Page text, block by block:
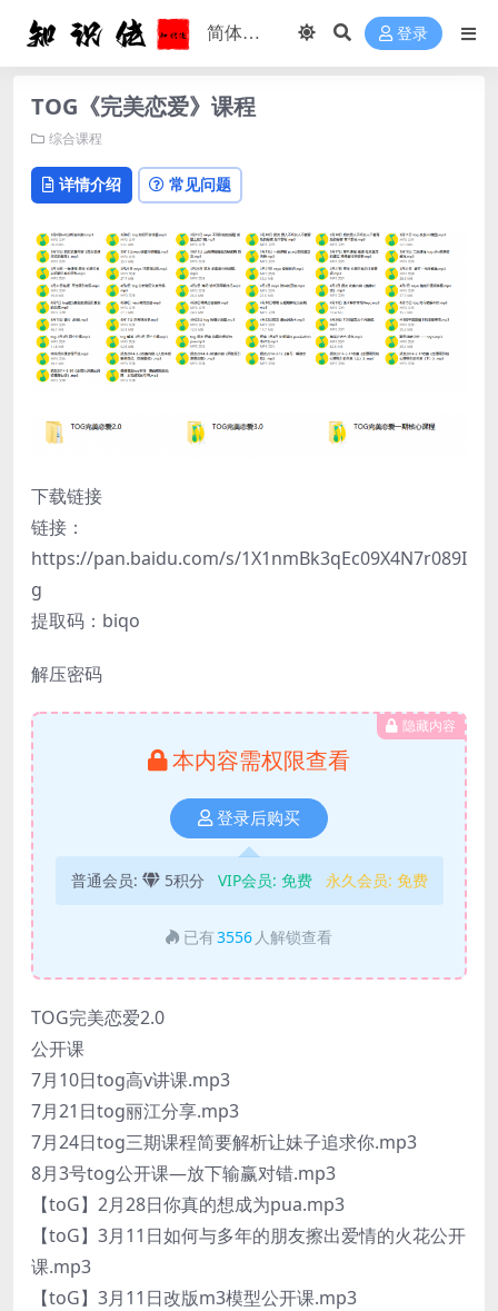
登录
TOG《完美恋爱》课程
综合课程
详情介绍 常见问题
下载链接
链接：
https://pan.baidu.com/s/1X1nmBk3qEc09X4N7r089I
g
提取码：biqo
解压密码
隐藏内容
本内容需权限查看
登录后购买
普通会员: 5积分 VIP会员: 免费 永久会员: 免费
已有3556 人解锁查看
TOG完美恋爱2.0
公开课
7月10日tog高v讲课.mp3
7月21日tog丽江分享.mp3
7月24日tog三期课程简要解析让妹子追求你.mp3
8月3号tog公开课—放下输赢对错.mp3
【toG】2月28日你真的想成为pua.mp3
【toG】3月11日如何与多年的朋友擦出爱情的火花公开
课.mp3
【toG】3月11日改版m3模型公开课.mp3